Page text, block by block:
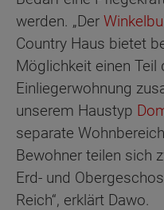
werden. „Der
Country Haus bietet
Möglichkeit einen Teil
Einliegerwohnung
unserem Haustyp
separate
Bewohner teilen sich
Erd- und
Reich“, erklärt Dawo.